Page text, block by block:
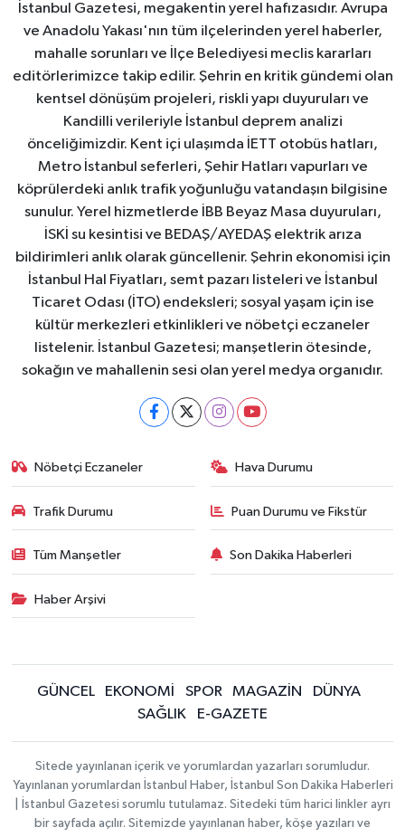
İstanbul Gazetesi, megakentin yerel hafızasıdır. Avrupa
ve Anadolu Yakası'nın tüm ilçelerinden yerel haberler,
mahalle sorunları ve İlçe Belediyesi meclis kararları
editörlerimizce takip edilir. Şehrin en kritik gündemi olan
kentsel dönüşüm projeleri, riskli yapı duyuruları ve
Kandilli verileriyle İstanbul deprem analizi
önceliğimizdir. Kent içi ulaşımda İETT otobüs hatları,
Metro İstanbul seferleri, Şehir Hatları vapurları ve
köprülerdeki anlık trafik yoğunluğu vatandaşın bilgisine
sunulur. Yerel hizmetlerde İBB Beyaz Masa duyuruları,
İSKİ su kesintisi ve BEDAŞ/AYEDAŞ elektrik arıza
bildirimleri anlık olarak güncellenir. Şehrin ekonomisi için
İstanbul Hal Fiyatları, semt pazarı listeleri ve İstanbul
Ticaret Odası (İTO) endeksleri; sosyal yaşam için ise
kültür merkezleri etkinlikleri ve nöbetçi eczaneler
listelenir. İstanbul Gazetesi; manşetlerin ötesinde,
sokağın ve mahallenin sesi olan yerel medya organıdır.
Nöbetçi Eczaneler Hava Durumu
Trafik Durumu Puan Durumu ve Fikstür
Tüm Manşetler Son Dakika Haberleri
Haber Arşivi
GÜNCEL EKONOMİ SPOR MAGAZİN
DÜNYA
SAĞLIK
E-GAZETE
Sitede yayınlanan içerik ve yorumlardan yazarları sorumludur.
Yayınlanan yorumlardan İstanbul Haber, İstanbul Son Dakika Haberleri
| İstanbul Gazetesi sorumlu tutulamaz. Sitedeki tüm harici linkler ayrı
bir sayfada açılır. Sitemizde yayınlanan haber, köşe yazıları ve